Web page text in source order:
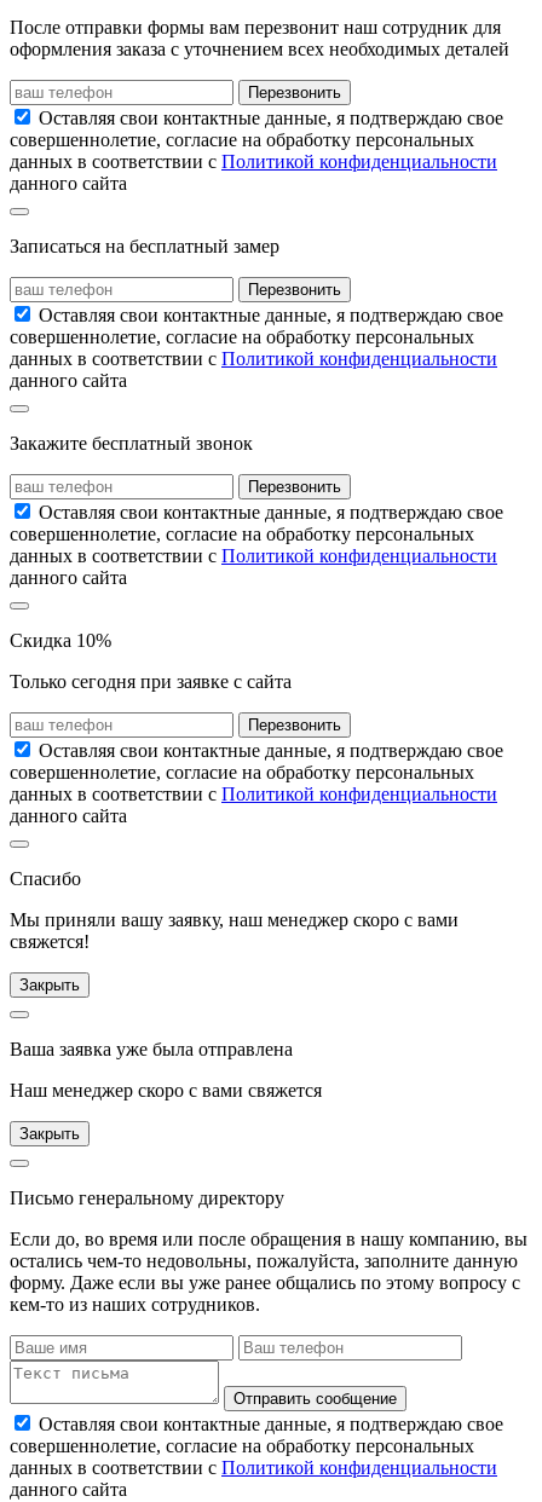
После отправки формы вам перезвонит наш сотрудник для
оформления заказа с уточнением всех необходимых деталей
Перезвонить
Оставляя свои контактные данные, я подтверждаю свое
совершеннолетие, согласие на обработку персональных
данных в соответствии с Политикой конфиденциальности
данного сайта
Записаться на бесплатный замер
Перезвонить
Оставляя свои контактные данные, я подтверждаю свое
совершеннолетие, согласие на обработку персональных
данных в соответствии с Политикой конфиденциальности
данного сайта
Закажите бесплатный звонок
Перезвонить
Оставляя свои контактные данные, я подтверждаю свое
совершеннолетие, согласие на обработку персональных
данных в соответствии с Политикой конфиденциальности
данного сайта
Скидка 10%
Только сегодня при заявке с сайта
Перезвонить
Оставляя свои контактные данные, я подтверждаю свое
совершеннолетие, согласие на обработку персональных
данных в соответствии с Политикой конфиденциальности
данного сайта
Спасибо
Мы приняли вашу заявку, наш менеджер скоро с вами
свяжется!
Закрыть
Ваша заявка уже была отправлена
Наш менеджер скоро с вами свяжется
Закрыть
Письмо генеральному директору
Если до, во время или после обращения в нашу компанию, вы
остались чем-то недовольны, пожалуйста, заполните данную
форму. Даже если вы уже ранее общались по этому вопросу с
кем-то из наших сотрудников.
Отправить сообщение
Оставляя свои контактные данные, я подтверждаю свое
совершеннолетие, согласие на обработку персональных
данных в соответствии с Политикой конфиденциальности
данного сайта